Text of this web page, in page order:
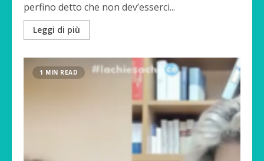
perfino detto che non dev’esserci...
Leggi di più
1 MIN READ